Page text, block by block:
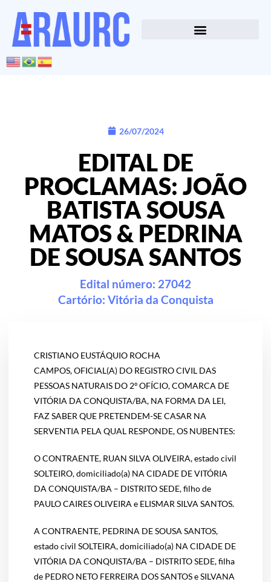
26/07/2024
EDITAL DE
PROCLAMAS: JOÃO
BATISTA SOUSA
MATOS & PEDRINA
DE SOUSA SANTOS
Edital número: 27042
Cartório: Vitória da Conquista
CRISTIANO EUSTÁQUIO ROCHA
CAMPOS, OFICIAL(A) DO REGISTRO CIVIL DAS
PESSOAS NATURAIS DO 2º OFÍCIO, COMARCA DE
VITÓRIA DA CONQUISTA/BA, NA FORMA DA LEI,
FAZ SABER QUE PRETENDEM-SE CASAR NA
SERVENTIA PELA QUAL RESPONDE, OS NUBENTES:
O CONTRAENTE, RUAN SILVA OLIVEIRA, estado civil
SOLTEIRO, domiciliado(a) NA CIDADE DE VITÓRIA
DA CONQUISTA/BA – DISTRITO SEDE, filho de
PAULO CAIRES OLIVEIRA e ELISMAR SILVA SANTOS.
A CONTRAENTE, PEDRINA DE SOUSA SANTOS,
estado civil SOLTEIRA, domiciliado(a) NA CIDADE DE
VITÓRIA DA CONQUISTA/BA – DISTRITO SEDE, filha
de PEDRO NETO FERREIRA DOS SANTOS e SILVANA